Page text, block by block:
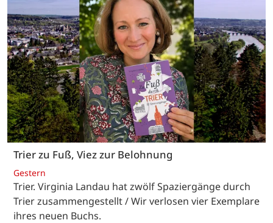
Trier zu Fuß, Viez zur Belohnung
Gestern
Trier. Virginia Landau hat zwölf Spaziergänge durch
Trier zusammengestellt / Wir verlosen vier Exemplare
ihres neuen Buchs.